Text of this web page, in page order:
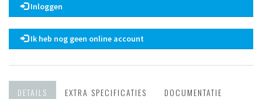
Inloggen
Ik heb nog geen online account
DETAILS EXTRA SPECIFICATIES DOCUMENTATIE